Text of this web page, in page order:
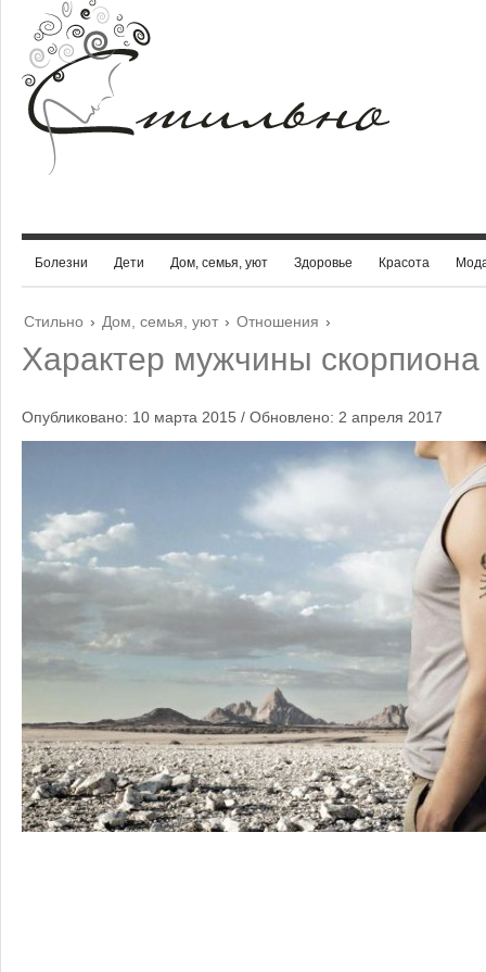
Болезни Дети Дом, семья, уют Здоровье Красота
Стильно › Дом, семья, уют › Отношения ›
Характер мужчины скорпиона
Опубликовано: 10 марта 2015 / Обновлено: 2 апреля 2017